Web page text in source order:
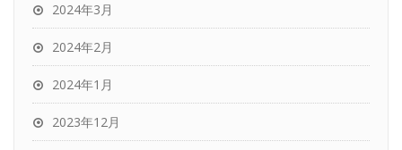
2024年3月
2024年2月
2024年1月
2023年12月